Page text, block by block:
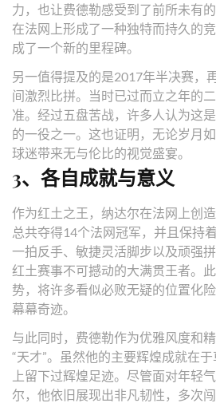
力，也让费德勒感受到了前所未有
在法网上形成了一种独特而持久的
成了一个新的里程碑。
另一值得提及的是2017年半决赛，
间激烈比拼。当时已过而立之年的
准。经过五盘苦战，许多人认为这
的一役之一。这也证明，无论岁月
球迷带来无与伦比的视觉盛宴。
3、各自成就与意义
作为红土之王，纳达尔在法网上创
总共夺得14个法网冠军，并且保持
一拍反手、敏捷灵活脚步以及顽强
红土赛事不可撼动的大满贯王者。
势，将许多看似必败无疑的位置化
幕幕奇迹。
与此同时，费德勒作为优雅风度和
“天才”。虽然他的主要辉煌成就在
上留下过辉煌足迹。尽管面对年轻
尔，他依旧展现出非凡韧性，多次